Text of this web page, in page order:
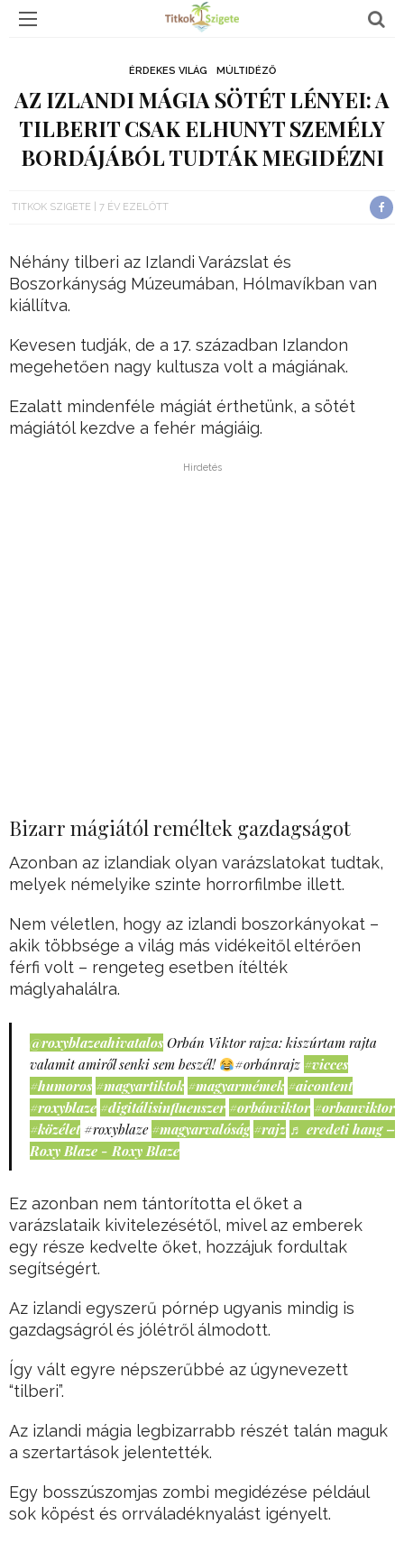
ÉRDEKES VILÁG MÚLTIDÉZŐ
AZ IZLANDI MÁGIA SÖTÉT LÉNYEI: A
TILBERIT CSAK ELHUNYT SZEMÉLY
BORDÁJÁBÓL TUDTÁK MEGIDÉZNI
TITKOK SZIGETE 7 ÉV EZELŐTT
Néhány tilberi az Izlandi Varázslat és
Boszorkányság Múzeumában, Hólmavíkban van
kiállítva.
Kevesen tudják, de a 17. században Izlandon
megehetően nagy kultusza volt a mágiának.
Ezalatt mindenféle mágiát érthetünk, a sötét
mágiától kezdve a fehér mágiáig.
Hirdetés
Bizarr mágiától reméltek gazdagságot
Azonban az izlandiak olyan varázslatokat tudtak,
melyek némelyike szinte horrorfilmbe illett.
Nem véletlen, hogy az izlandi boszorkányokat –
akik többsége a világ más vidékeitől eltérően
férfi volt – rengeteg esetben ítélték
máglyahalálra.
@roxyblazeahivatalos Orbán Viktor rajza: kiszúrtam rajta
valamit amiről senki sem beszél!
#orbánrajz #vicces
#humoros #magyartiktok #magyarmémek #aicontent
#roxyblaze #digitálisinfluenszer #orbánviktor #orbanviktor
#közélet #roxyblaze #magyarvalóság #rajz ♬ eredeti hang –
Roxy Blaze - Roxy Blaze
Ez azonban nem tántorította el őket a
varázslataik kivitelezésétől, mivel az emberek
egy része kedvelte őket, hozzájuk fordultak
segítségért.
Az izlandi egyszerű pórnép ugyanis mindig is
gazdagságról és jólétről álmodott.
Így vált egyre népszerűbbé az úgynevezett
“tilberi”.
Az izlandi mágia legbizarrabb részét talán maguk
a szertartások jelentették.
Egy bosszúszomjas zombi megidézése például
sok köpést és orrváladéknyalást igényelt.